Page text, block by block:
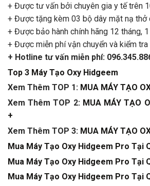
+ Được tư vấn bởi chuyên gia y tế trên
+ Được tặng kèm 03 bộ dây mặt nạ thở
+ Được bảo hành chính hãng 12 tháng,
+ Được miễn phí vận chuyển và kiểm
+ Hotline tư vấn miễn phí:
Top 3 Máy Tạo Oxy Hidgeem
Xem Thêm TOP 1: MUA MÁY TẠO
Xem Thêm TOP 2: MUA MÁY TẠO
+
Xem Thêm TOP 3: MUA MÁY TẠO
Mua Máy Tạo Oxy Hidgeem Pro Tại
Mua Máy Tạo Oxy Hidgeem Pro Tại
Mua Máy Tạo Oxy Hidgeem Pro Tại